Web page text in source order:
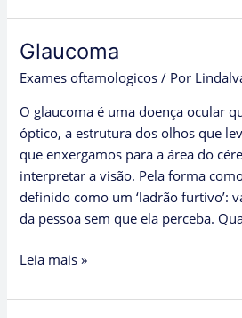
Glaucoma
Exames oftamologicos / Por
​O glaucoma é uma doença ocular
óptico, a estrutura dos olhos que
que enxergamos para a área do
interpretar a visão. ​Pela forma
definido como um ‘ladrão furtivo’:
da pessoa sem que ela perceba.
Glaucoma
Leia mais »